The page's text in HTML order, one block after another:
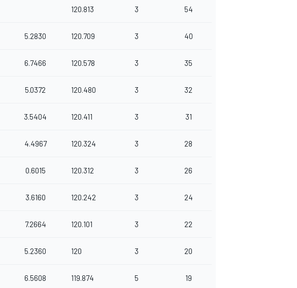
120.813 3 54
5.2830 120.709 3 40
6.7466 120.578 3 35
5.0372 120.480 3 32
3.5404 120.411 3 31
4.4967 120.324 3 28
0.6015 120.312 3 26
3.6160 120.242 3 24
7.2664 120.101 3 22
5.2360 120 3 20
6.5608 119.874 5 19